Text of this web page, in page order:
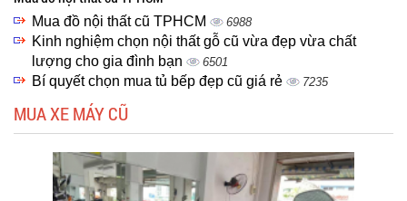
Mua đồ nội thất cũ TPHCM 6988
Kinh nghiệm chọn nội thất gỗ cũ vừa đẹp vừa chất
lượng cho gia đình bạn
6501
Bí quyết chọn mua tủ bếp đẹp cũ giá rẻ 7235
MUA XE MÁY CŨ